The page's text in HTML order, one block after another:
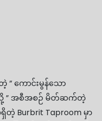
တဲ့ ” ကောင်းမွန်သော
သို့ ” အစီအစဉ် မိတ်ဆက်တဲ့
Burbrit Taproom မှာ